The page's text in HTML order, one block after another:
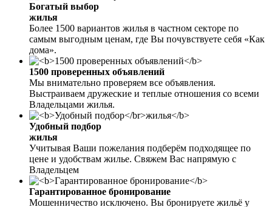
Богатый выбор
жилья
Более 1500 вариантов жилья в частном секторе по
самым выгодным ценам, где Вы почувствуете себя «Как
дома».
1500 проверенных объявлений
Мы внимательно проверяем все объявления.
Выстраиваем дружеские и теплые отношения со всеми
Владельцами жилья.
Удобный подбор
жилья
Учитывая Ваши пожелания подберём подходящее по
цене и удобствам жилье. Свяжем Вас напрямую с
Владельцем
Гарантированное бронирование
Мошенничество исключено. Вы бронируете жильё у